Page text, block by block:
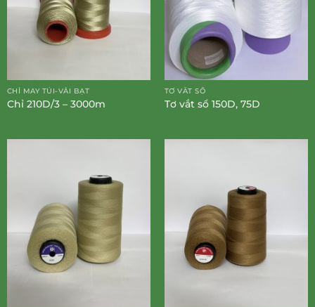
CHỈ MAY TÚI-VẢI BẠT
Chỉ 210D/3 – 3000m
TƠ VẮT SỔ
Tơ vắt sổ 150D, 75D